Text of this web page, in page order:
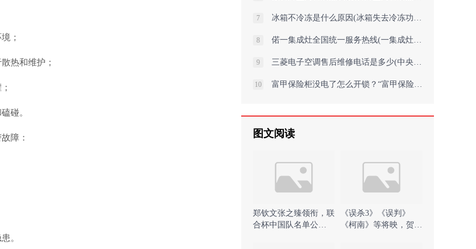
；
热和维护；
碰。
障：
。
7 冰箱不冷冻是什么原因(冰箱失去冷冻功能的原因)
8 偌一集成灶全国统一服务热线(一集成灶服务热线，全国统一呼叫中心)
9 三菱电子空调售后维修电话是多少(中央三菱空调变频器维修视频教程怎样快速
10 富甲保险柜没电了怎么开锁？“富甲保险柜电池耗尽如何快速解锁？”
图文阅读
郑钦文张之臻领衔，联
合杯中国队名单公
《误杀3》《误判》
《柯南》等将映，贺岁